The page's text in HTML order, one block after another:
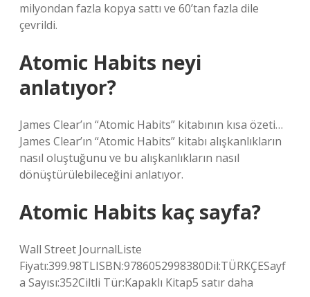
milyondan fazla kopya sattı ve 60’tan fazla dile
çevrildi.
Atomic Habits neyi
anlatıyor?
James Clear’ın “Atomic Habits” kitabının kısa özeti…
James Clear’ın “Atomic Habits” kitabı alışkanlıkların
nasıl oluştuğunu ve bu alışkanlıkların nasıl
dönüştürülebileceğini anlatıyor.
Atomic Habits kaç sayfa?
Wall Street JournalListe
Fiyatı:399.98TLISBN:9786052998380Dil:TÜRKÇESayf
a Sayısı:352Ciltli Tür:Kapaklı Kitap5 satır daha